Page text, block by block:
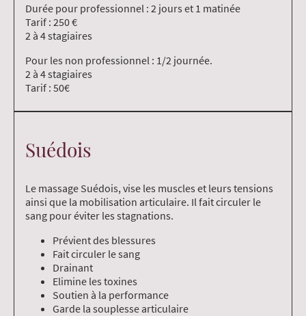
Durée pour professionnel : 2 jours et 1 matinée
Tarif : 250 €
2 à 4 stagiaires
Pour les non professionnel : 1/2 journée.
2 à 4 stagiaires
Tarif : 50€
Suédois
Le massage Suédois, vise les muscles et leurs tensions
ainsi que la mobilisation articulaire. Il fait circuler le
sang pour éviter les stagnations.
Prévient des blessures
Fait circuler le sang
Drainant
Elimine les toxines
Soutien à la performance
Garde la souplesse articulaire